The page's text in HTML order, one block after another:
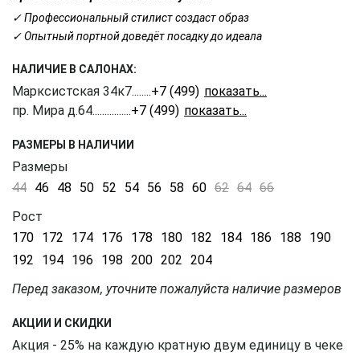
✓ Профессиональный стилист создаст образ
✓ Опытный портной доведёт посадку до идеала
НАЛИЧИЕ В САЛОНАХ:
Марксистская 34к7........+7 (499) 350-41-77
пр. Мира д.64................+7 (499) 350-51-05
РАЗМЕРЫ В НАЛИЧИИ
Размеры
44 46 48 50 52 54 56 58 60 62 64 66
Рост
170 172 174 176 178 180 182 184 186 188 190
192
194 196 198 200 202 204
Перед заказом, уточните пожалуйста наличие размеров
АКЦИИ И СКИДКИ
Акция - 25% на каждую кратную двум единицу в чеке